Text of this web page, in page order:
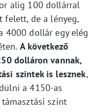
alig 100 dollárral
felett, de a lényeg,
4000 dollár egy elég
A következő
dolláron vannak,
szintek is lesznek,
a 4150-as
szint